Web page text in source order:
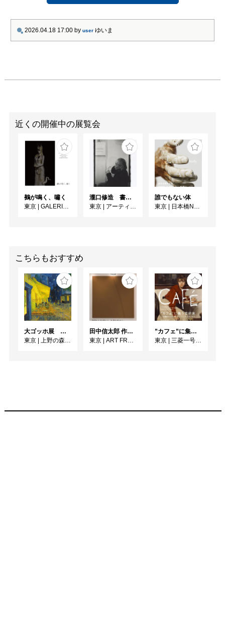
2026.04.18 17:00 by user ゆいま
近くの開催中の展覧会
鵺が鳴く、嘯く
東京
GALERIE SOL
瀧口修造 書くことと描くこと
東京
アーティゾン美術館
誰でもない体
東京
日本橋N11ギャラリー
こちらもおすすめ
大ゴッホ展 夜のカフェテラス
東京
上野の森美術館
田中信太郎 作品展
東京
ART FRONT GALLERY
”カフェ”に集う芸術家 ー印象派からゴッホ、ロートレック、ピカソまで
東京
三菱一号館美術館